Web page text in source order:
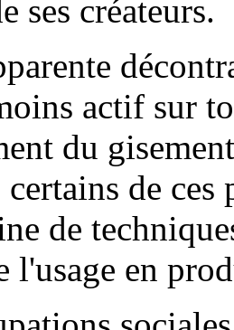
ses créateurs.
actif sur
du
de
de
l'usage en